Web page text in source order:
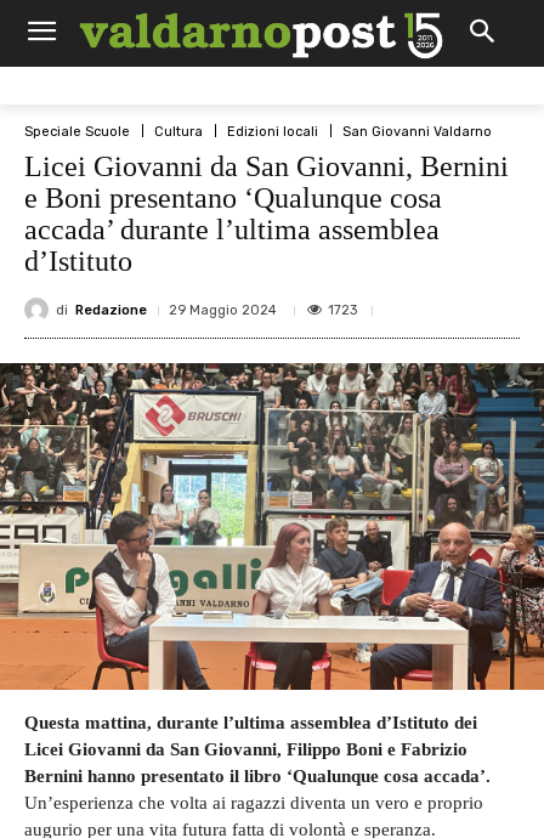
Speciale Scuole Cultura Edizioni locali San Giovanni Valdarno
Licei Giovanni da San Giovanni, Bernini
e Boni presentano ‘Qualunque cosa
accada’ durante l’ultima assemblea
d’Istituto
di Redazione 29 Maggio 2024 1723
Questa mattina, durante l’ultima assemblea d’Istituto dei
Licei Giovanni da San Giovanni, Filippo Boni e Fabrizio
Bernini hanno presentato il libro ‘Qualunque cosa accada’.
Un’esperienza che volta ai ragazzi diventa un vero e proprio
augurio per una vita futura fatta di volontà e speranza.